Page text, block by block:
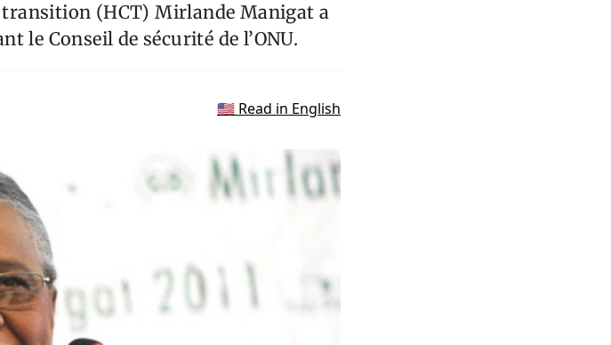
(HCT) Mirlande Manigat a
le Conseil de sécurité de l’ONU.
🇺🇸 Read in English